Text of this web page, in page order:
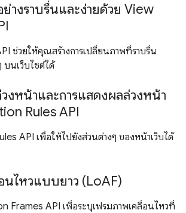
างราบรื่นและง่ายด้วย View
ช่วยให้คุณสร้างการเปลี่ยนภาพที่ราบรื่น
บนเว็บไซต์ได้
งหน้าและการแสดงผลล่วงหน้า
Rules API
API เพื่อให้ไปยังส่วนต่างๆ ของหน้าเว็บได้
นไหวแบบยาว (LoAF)
Frames API เพื่อระบุเฟรมภาพเคลื่อนไหวที่